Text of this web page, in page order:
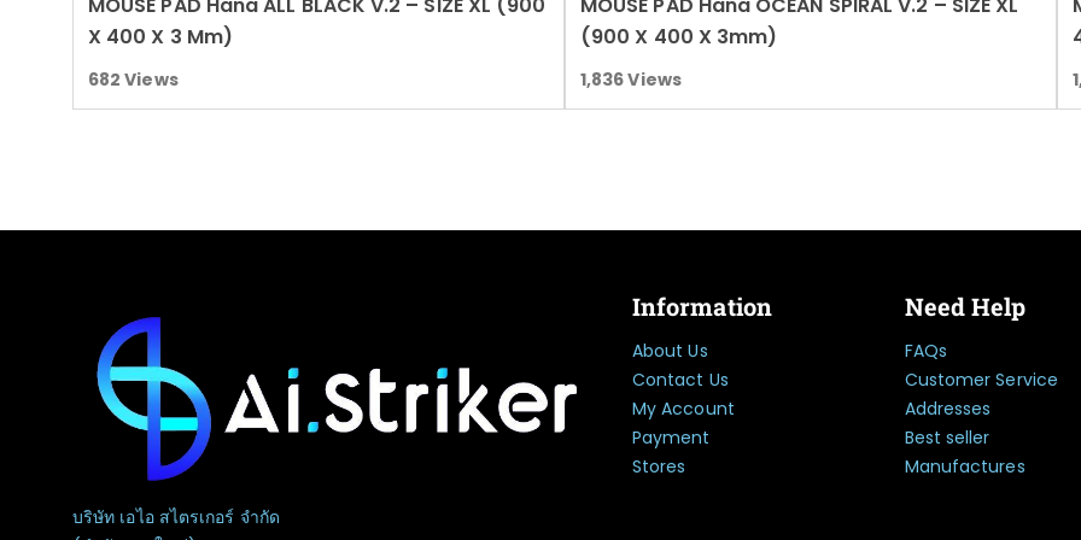
X 400 X 3 Mm)
682 Views
(900 X 400 X 3mm)
1,836Views
บริษัท เอไอ สไตรเกอร์ จำกัด
Information
About Us
Contact Us
My Account
Payment
Stores
Need Help
FAQs
Customer Service
Addresses
Best seller
Manufactures